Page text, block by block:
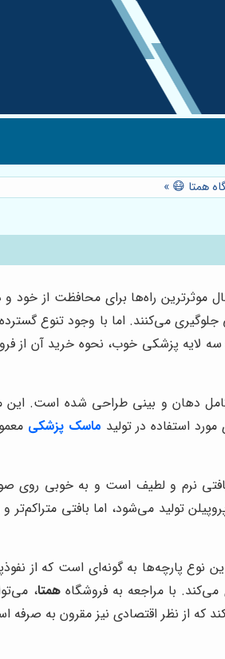
همتا 😷 »
موثرترین راه‌ها برای محافظت از خود
می‌کنند. اما با وجود تنوع
لایه پزشکی خوب، نحوه خرید آن از
دهان و بینی طراحی شده است. این
استفاده در تولید ماسک پزشکی
بافتی نرم و لطیف است و به خوبی روی
تولید می‌شود، اما بافتی متراکم‌تر و
با مراجعه به فروشگاههمتا،